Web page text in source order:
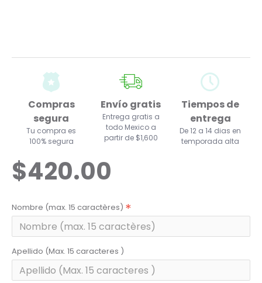
Compras
segura
Tu compra es
100% segura
Envío gratis
Entrega gratis a
todo Mexico a
partir de $1,600
Tiempos de
entrega
De 12 a 14 dias en
temporada alta
$420.00
Nombre (max. 15 caractères)
Apellido (Max. 15 caracteres )